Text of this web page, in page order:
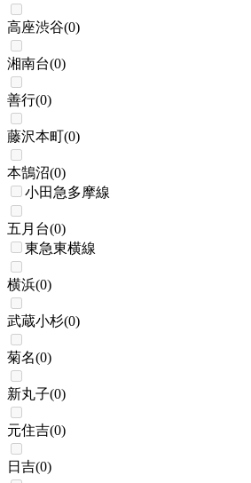
高座渋谷(0)
湘南台(0)
善行(0)
藤沢本町(0)
本鵠沼(0)
小田急多摩線
五月台(0)
東急東横線
横浜(0)
武蔵小杉(0)
菊名(0)
新丸子(0)
元住吉(0)
日吉(0)